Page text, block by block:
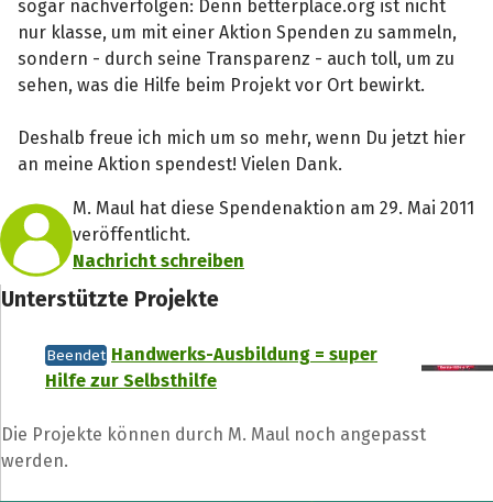
sogar nachverfolgen: Denn betterplace.org ist nicht
nur klasse, um mit einer Aktion Spenden zu sammeln,
sondern - durch seine Transparenz - auch toll, um zu
sehen, was die Hilfe beim Projekt vor Ort bewirkt.
Deshalb freue ich mich um so mehr, wenn Du jetzt hier
an meine Aktion spendest! Vielen Dank.
M. Maul hat diese Spendenaktion am 29. Mai 2011
veröffentlicht.
Nachricht schreiben
Unterstützte Projekte
Beendet Handwerks-Ausbildung = super
Hilfe zur Selbsthilfe
Die Projekte können durch M. Maul noch angepasst
werden.